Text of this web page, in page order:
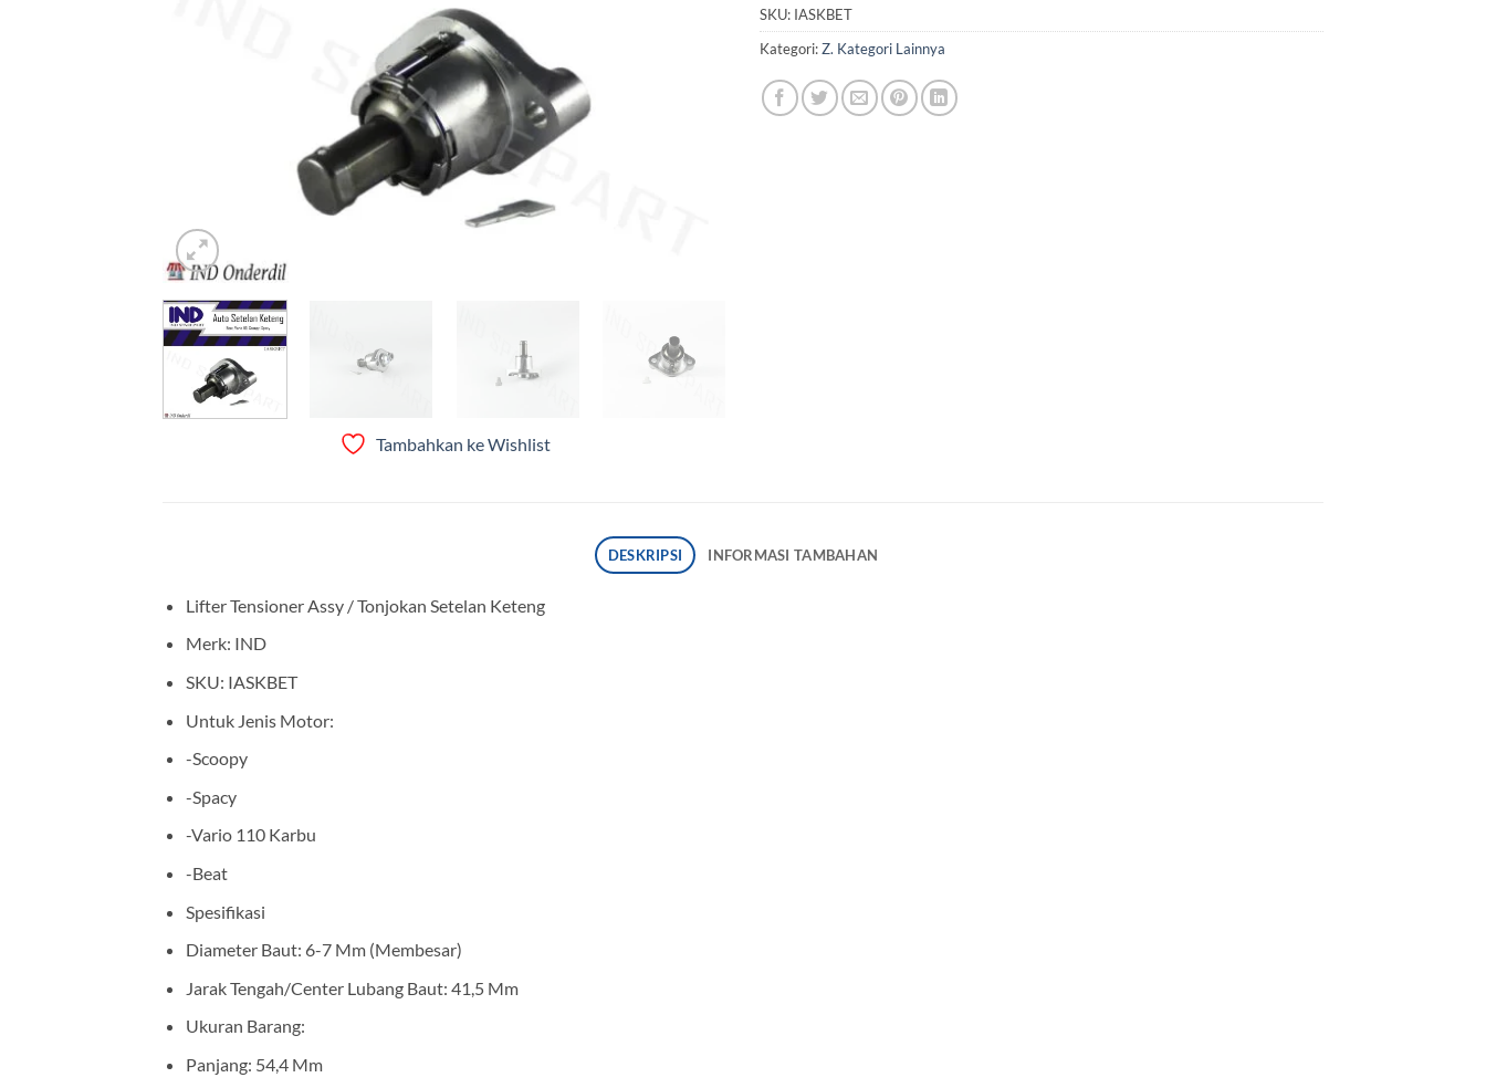
Tambahkan ke Wishlist
SKU: IASKBET
Kategori:Z. Kategori Lainnya
DESKRIPSI INFORMASI TAMBAHAN
Lifter Tensioner Assy / Tonjokan Setelan Keteng
Merk: IND
SKU: IASKBET
Untuk Jenis Motor:
-Scoopy
-Spacy
-Vario 110 Karbu
-Beat
Spesifikasi
Diameter Baut: 6-7 Mm (Membesar)
Jarak Tengah/Center Lubang Baut: 41,5 Mm
Ukuran Barang:
Panjang: 54,4 Mm